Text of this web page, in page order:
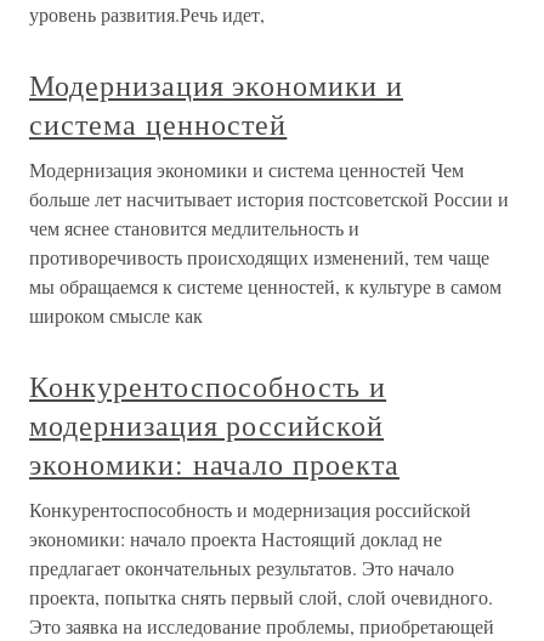
уровень развития.Речь идет,
Модернизация экономики и
система ценностей
Модернизация экономики и система ценностей Чем
больше лет насчитывает история постсоветской России и
чем яснее становится медлительность и
противоречивость происходящих изменений, тем чаще
мы обращаемся к системе ценностей, к культуре в самом
широком смысле как
Конкурентоспособность и
модернизация российской
экономики: начало проекта
Конкурентоспособность и модернизация российской
экономики: начало проекта Настоящий доклад не
предлагает окончательных результатов. Это начало
проекта, попытка снять первый слой, слой очевидного.
Это заявка на исследование проблемы, приобретающей